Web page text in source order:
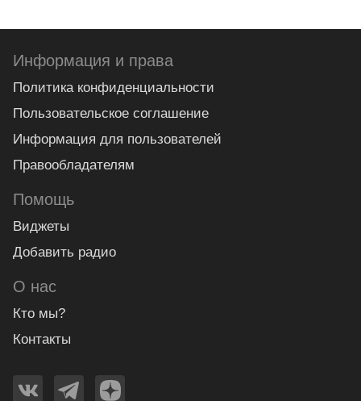
Информация и права
Политика конфиденциальности
Пользовательское соглашение
Информация для пользователей
Правообладателям
Помощь
Виджеты
Добавить радио
О нас
Кто мы?
Контакты